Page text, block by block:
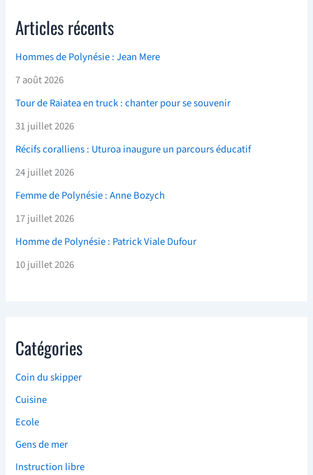
Articles récents
Hommes de Polynésie : Jean Mere
7 août 2026
Tour de Raiatea en truck : chanter pour se souvenir
31 juillet 2026
Récifs coralliens : Uturoa inaugure un parcours éducatif
24 juillet 2026
Femme de Polynésie : Anne Bozych
17 juillet 2026
Homme de Polynésie : Patrick Viale Dufour
10 juillet 2026
Catégories
Coin du skipper
Cuisine
Ecole
Gens de mer
Instruction libre